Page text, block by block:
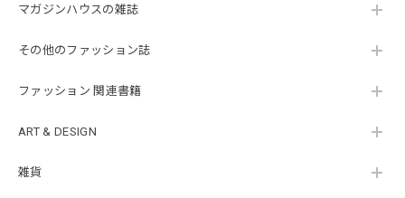
マガジンハウスの雑誌
その他のファッション誌
ファッション 関連書籍
ART & DESIGN
雑貨